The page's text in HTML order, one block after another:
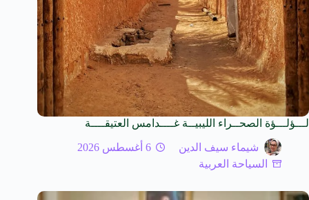
لـــؤلـــؤة الصحــراء الليبيــة غــــدامس العتيقــــة
شيماء سيف الدين
6 أغسطس 2026
السياحة العربية